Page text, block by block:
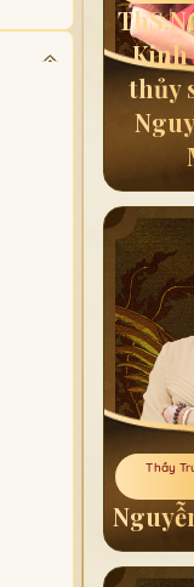
Kinh
thủy
Thầy